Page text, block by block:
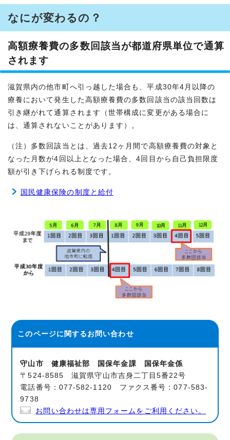
なにが変わるの？
高額療養費の多数回該当が都道府県単位で通算
されます
滋賀県内の他市町へ引っ越した場合も、平成30年4月以降の
療養において発生した高額療養費の多数回該当の該当回数は
引き継がれて通算されます（世帯構成に変更がある場合に
は、通算されないことがあります）。
（注）多数回該当とは、過去12ヶ月間で高額療養費の対象と
なった月数が4回以上となった場合、4回目から自己負担限度
額が引き下げられる制度です。
国民健康保険の制度と給付
このページに関するお問い合わせ
守山市 健康福祉部 国保年金課 国保年金係
〒524-8585 滋賀県守山市吉身二丁目5番22号
電話番号：077-582-1120 ファクス番号：077-583-
9738
お問い合わせは専用フォームをご利用ください。